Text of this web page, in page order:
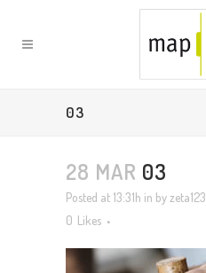
03
28 MAR 03
Posted at 13:31h in byzeta123
0 Likes